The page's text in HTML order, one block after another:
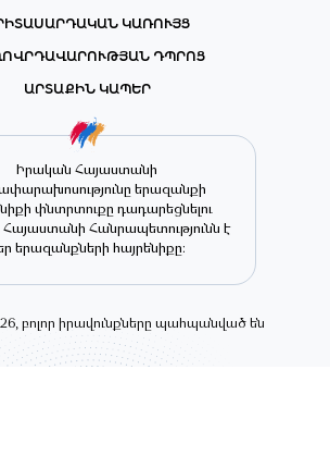
ԿԱՌՈՒՅՑ
ԴՊՐՈՑ
ԱՐՏԱՔԻՆ ԿԱՊԵՐ
Իրական Հայաստանի
երազանքի
փնտրտուքը դադարեցնելու
Հայաստանի Հանրապետությունն է
երազանքների հայրենիքը։
բոլոր իրավունքները պահպանված են